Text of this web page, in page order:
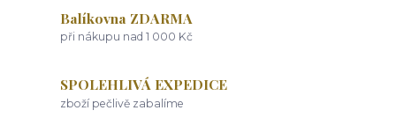
Balíkovna ZDARMA
při nákupu nad 1 000 Kč
SPOLEHLIVÁ EXPEDICE
zboží pečlivě zabalíme